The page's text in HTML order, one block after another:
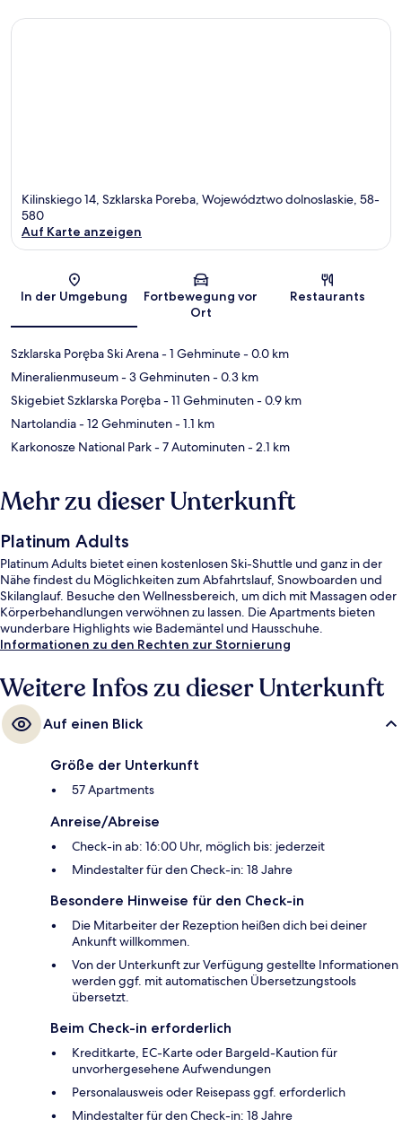
Kilinskiego 14, Szklarska Poreba, Województwo dolnoslaskie, 58-
580
Auf Karte anzeigen
In der Umgebung
Fortbewegung vor
Ort
Restaurants
Szklarska Poręba Ski Arena- 1 Gehminute- 0.0 km
Mineralienmuseum- 3 Gehminuten- 0.3 km
Skigebiet Szklarska Poręba- 11 Gehminuten- 0.9 km
Nartolandia- 12 Gehminuten- 1.1 km
Karkonosze National Park- 7 Autominuten- 2.1 km
Mehr zu dieser Unterkunft
Platinum Adults
Platinum Adults bietet einen kostenlosen Ski-Shuttle und ganz in der
Nähe findest du Möglichkeiten zum Abfahrtslauf, Snowboarden und
Skilanglauf. Besuche den Wellnessbereich, um dich mit Massagen oder
Körperbehandlungen verwöhnen zu lassen. Die Apartments bieten
wunderbare Highlights wie Bademäntel und Hausschuhe.
Informationen zu den Rechten zur Stornierung
Weitere Infos zu dieser Unterkunft
Auf einen Blick
Größe der Unterkunft
57 Apartments
Anreise/Abreise
Check-in ab: 16:00 Uhr, möglich bis: jederzeit
Mindestalter für den Check-in: 18 Jahre
Besondere Hinweise für den Check-in
Die Mitarbeiter der Rezeption heißen dich bei deiner
Ankunft willkommen.
Von der Unterkunft zur Verfügung gestellte Informationen
werden ggf. mit automatischen Übersetzungstools
übersetzt.
Beim Check-in erforderlich
Kreditkarte, EC-Karte oder Bargeld-Kaution für
unvorhergesehene Aufwendungen
Personalausweis oder Reisepass ggf. erforderlich
Mindestalter für den Check-in: 18 Jahre